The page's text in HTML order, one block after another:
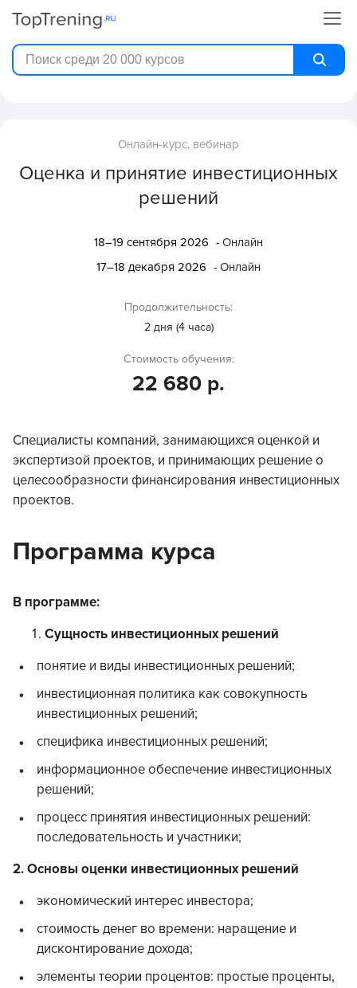
Онлайн-курс, вебинар
Оценка и принятие инвестиционных
решений
18–19 сентября 2026 - Онлайн
17–18 декабря 2026 - Онлайн
Продолжительность:
2 дня (4 часа)
Стоимость обучения:
22 680 р.
Cпециалисты компаний, занимающихся оценкой и
экспертизой проектов, и принимающих решение о
целесообразности финансирования инвестиционных
проектов.
Программа курса
В программе:
Сущность инвестиционных решений
понятие и виды инвестиционных решений;
инвестиционная политика как совокупность
инвестиционных решений;
специфика инвестиционных решений;
информационное обеспечение инвестиционных
решений;
процесс принятия инвестиционных решений:
последовательность и участники;
2. Основы оценки инвестиционных решений
экономический интерес инвестора;
стоимость денег во времени: наращение и
дисконтирование дохода;
элементы теории процентов: простые проценты,